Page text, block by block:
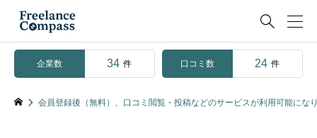

企業数 34 件 口コミ数 24 件
会員登録後（無料）、口コミ閲覧・投稿などのサービスが利用可能にな